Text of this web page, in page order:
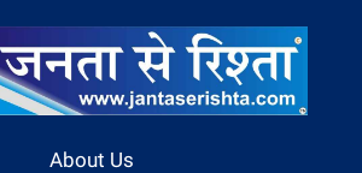
About Us